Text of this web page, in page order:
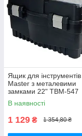
Ящик для
Master з металевими
замками 22" TBM-547
В наявності
1 129 ₴ 1 354,80 ₴